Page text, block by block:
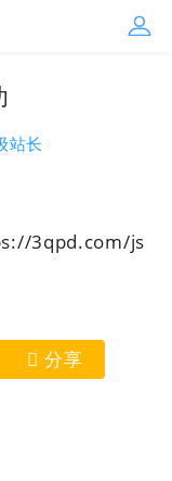
站长
3qpd.com/js
分享